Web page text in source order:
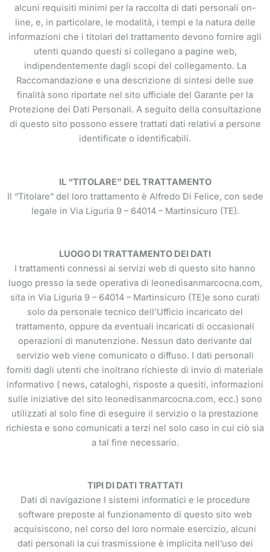
alcuni requisiti minimi per la raccolta di dati personali on-
line, e, in particolare, le modalità, i tempi e la natura delle
informazioni che i titolari del trattamento devono fornire agli
utenti quando questi si collegano a pagine web,
indipendentemente dagli scopi del collegamento. La
Raccomandazione e una descrizione di sintesi delle sue
finalità sono riportate nel sito ufficiale del Garante per la
Protezione dei Dati Personali. A seguito della consultazione
di questo sito possono essere trattati dati relativi a persone
identificate o identificabili.
IL “TITOLARE” DEL TRATTAMENTO
Il “Titolare” del loro trattamento è Alfredo Di Felice, con sede
legale in Via Liguria 9 – 64014 – Martinsicuro (TE).
LUOGO DI TRATTAMENTO DEI DATI
I trattamenti connessi ai servizi web di questo sito hanno
luogo presso la sede operativa di leonedisanmarcocna.com,
sita in Via Liguria 9 – 64014 – Martinsicuro (TE)e sono curati
solo da personale tecnico dell’Ufficio incaricato del
trattamento, oppure da eventuali incaricati di occasionali
operazioni di manutenzione. Nessun dato derivante dal
servizio web viene comunicato o diffuso. I dati personali
forniti dagli utenti che inoltrano richieste di invio di materiale
informativo ( news, cataloghi, risposte a quesiti, informazioni
sulle iniziative del sito leonedisanmarcocna.com, ecc.) sono
utilizzati al solo fine di eseguire il servizio o la prestazione
richiesta e sono comunicati a terzi nel solo caso in cui ciò sia
a tal fine necessario.
TIPI DI DATI TRATTATI
Dati di navigazione I sistemi informatici e le procedure
software preposte al funzionamento di questo sito web
acquisiscono, nel corso del loro normale esercizio, alcuni
dati personali la cui trasmissione è implicita nell’uso dei